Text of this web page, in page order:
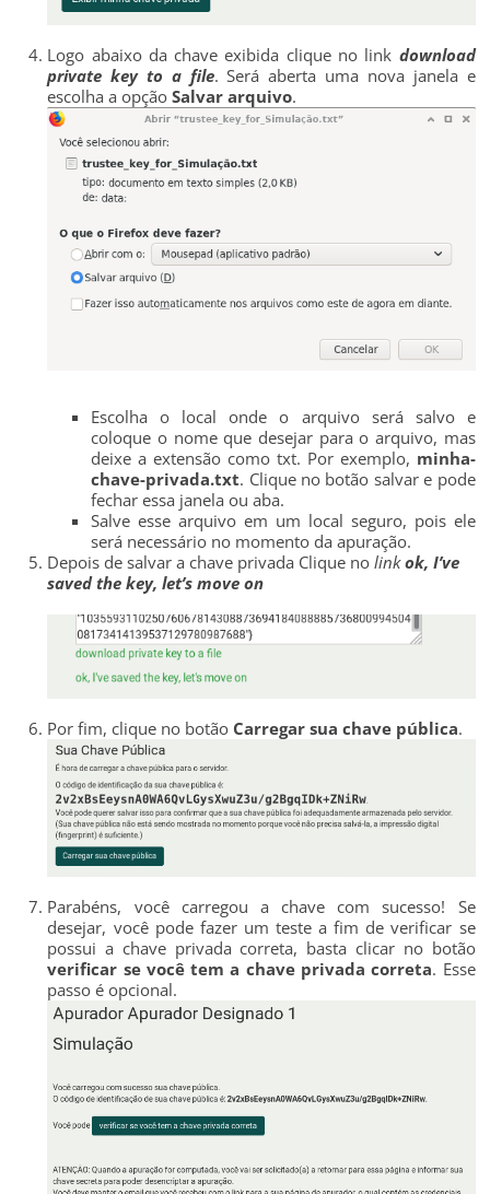
Logo abaixo da chave exibida clique no link download
private key to a file. Será aberta uma nova janela e
escolha a opçãoSalvar arquivo.
Escolha o local onde o arquivo será salvo e
coloque o nome que desejar para o arquivo, mas
deixe a extensão como txt. Por exemplo, minha-
chave-privada.txt. Clique no botão salvar e pode
fechar essa janela ou aba.
Salve esse arquivo em um local seguro, pois ele
será necessário no momento da apuração.
Depois de salvar a chave privada Clique nolink ok, I’ve
saved the key, let’s move on
Por fim, clique no botão Carregar sua chave pública.
Parabéns, você carregou a chave com sucesso! Se
desejar, você pode fazer um teste a fim de verificar se
possui a chave privada correta, basta clicar no botão
verificar se você tem a chave privada correta. Esse
passo é opcional.